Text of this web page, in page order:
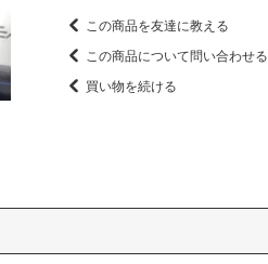
この商品を友達に教える
この商品について問い合わせる
買い物を続ける